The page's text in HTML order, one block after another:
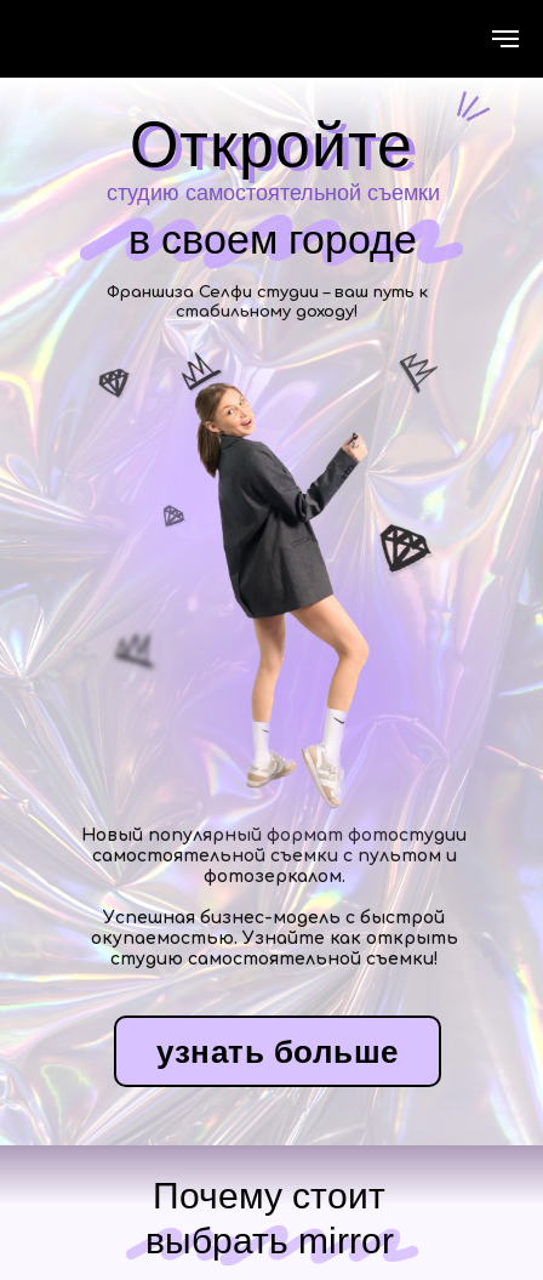
Франшиза Селфи студии – ваш путь к
стабильному доходу!
Новый популярный формат фотостудии
самостоятельной съемки с пультом и
фотозеркалом.
Успешная бизнес-модель с быстрой
окупаемостью. Узнайте как открыть
студию самостоятельной съемки!
узнать больше
в своем городе
студию самостоятельной съемки
Откройте
Откройте
Почему стоит
выбрать mirror